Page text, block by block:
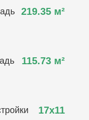
219.35 м²
115.73 м²
17х11